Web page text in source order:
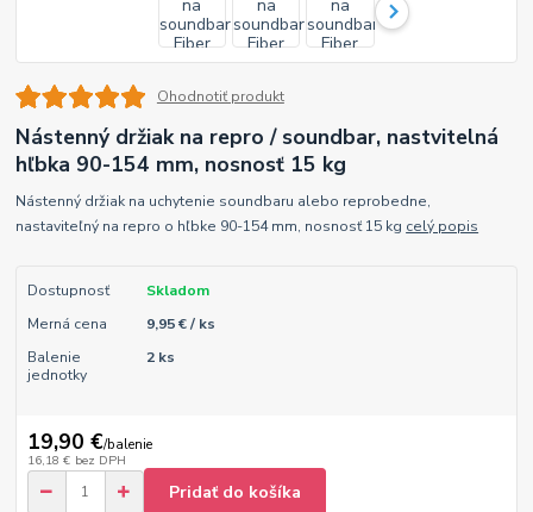
Ohodnotiť produkt
Nástenný držiak na repro / soundbar, nastvitelná
hľbka 90-154 mm, nosnosť 15 kg
Nástenný držiak na uchytenie soundbaru alebo reprobedne,
nastaviteľný na repro o hľbke 90-154 mm, nosnosť 15 kg celý popis
Dostupnosť
Skladom
Merná cena
9,95 € / ks
Balenie
jednotky
2 ks
19,90 €/balenie
16,18 € bez DPH
Pridať do košíka